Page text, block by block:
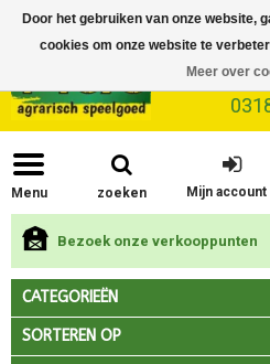
Menu zoeken Mijn account
Bezoek onze verkooppunten
CATEGORIEËN
SORTEREN OP
Door het gebruiken van onze website,
cookies om onze website te
Meer over